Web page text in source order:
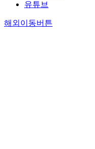
유튜브
해외이동버튼